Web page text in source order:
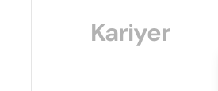
Kariyer